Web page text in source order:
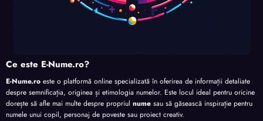
Ce este E-Nume.ro?
E-Nume.ro este o platformă online specializată în oferirea de informații detaliate
despre semnificația, originea și etimologia numelor. Este locul ideal pentru oricine
dorește să afle mai multe despre propriul nume sau să găsească inspirație pentru
numele unui copil, personaj de poveste sau proiect creativ.